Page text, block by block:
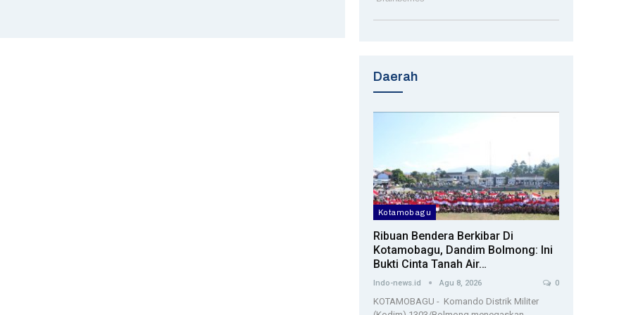
Daerah
Kotamobagu
Ribuan Bendera Berkibar Di
Kotamobagu, Dandim Bolmong: Ini
Bukti Cinta Tanah Air…
Indo-news.id Agu 8, 2026 0
KOTAMOBAGU - Komando Distrik Militer